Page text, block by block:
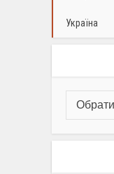
Україна